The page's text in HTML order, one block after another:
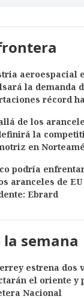
aeroespacial
la demanda
récord
de los
la
en
podría
aranceles de
Ebrard
la semana
estrena dos
el oriente y
Nacional